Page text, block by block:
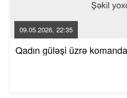
09.05.2026, 22:35
Qadın güləşi üzrə